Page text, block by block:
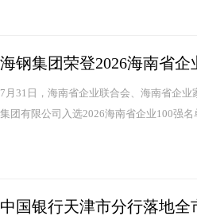
海钢集团荣登2026海南省企
7月31日，海南省企业联合会、海南省企
集团有限公司入选2026海南省企业100强
中国银行天津市分行落地